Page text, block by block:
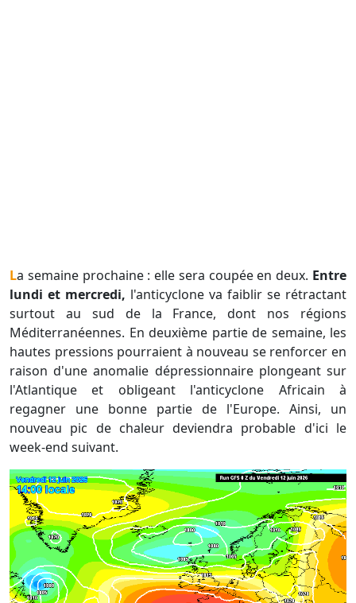
La semaine prochaine : elle sera coupée en deux. Entre
lundi et mercredi, l'anticyclone va faiblir se rétractant
surtout au sud de la France, dont nos régions
Méditerranéennes. En deuxième partie de semaine, les
hautes pressions pourraient à nouveau se renforcer en
raison d'une anomalie dépressionnaire plongeant sur
l'Atlantique et obligeant l'anticyclone Africain à
regagner une bonne partie de l'Europe. Ainsi, un
nouveau pic de chaleur deviendra probable d'ici le
week-end suivant.